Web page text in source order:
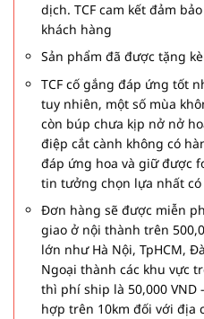
dịch. TCF cam kết đảm
khách hàng
Sản phẩm đã được tặng
TCF cố gắng đáp ứng tốt
tuy nhiên, một số mùa
còn búp chưa kịp nở nở
điệp cắt cành không có
đáp ứng hoa và giữ được
tin tưởng chọn lựa nhất có
Đơn hàng sẽ được miễn
giao ở nội thành trên
lớn như Hà Nội, TpHCM,
Ngoại thành các khu vực
thì phí ship là 50,000 VND
hợp trên 10km đối với địa